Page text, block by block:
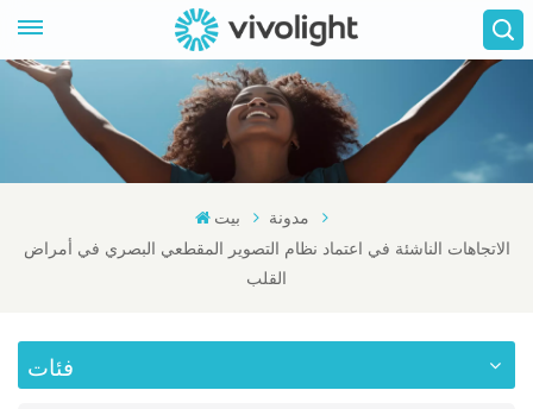
بيت
مدونة
الاتجاهات الناشئة في اعتماد نظام التصوير المقطعي البصري في أمراض
القلب
فئات